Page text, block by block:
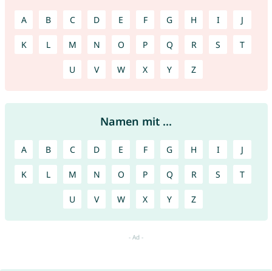
A B C D E F G H I J
K L M N O P Q R S T
U V W X Y Z
Namen mit ...
A B C D E F G H I J
K L M N O P Q R S T
U V W X Y Z